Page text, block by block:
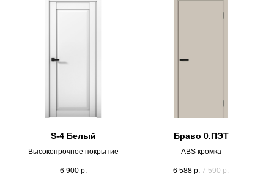
S-4 Белый
Высокопрочное покрытие
6 900 р.
Браво 0.ПЭТ
ABS кромка
6 588 р. 7 590 р.